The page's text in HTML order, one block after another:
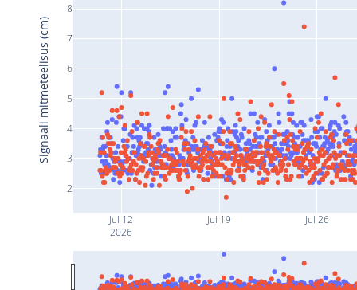
Jul 12
2026
Jul 19 Jul 26
2
3
4
5
6
7
8
Signaali mitmeteelisus (cm)